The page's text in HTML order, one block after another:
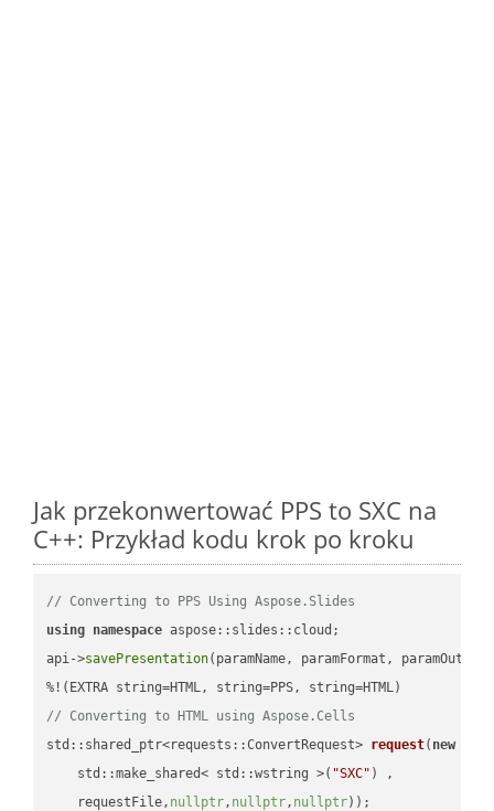
Jak przekonwertować PPS to SXC na
C++: Przykład kodu krok po kroku
// Converting to PPS Using Aspose.Slides
using namespace aspose::slides::cloud;
api->savePresentation(paramName, paramFormat,
// Converting to HTML using Aspose.Cells
std::shared_ptr<requests::ConvertRequest> request( new
    std::make_shared< std::wstring >(
"SXC" ) ,
    requestFile,
nullptr, nullptr, nullptr))